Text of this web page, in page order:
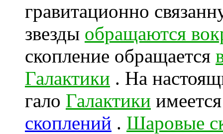
гравитационно
звезды обращаются
скопление обращается
Галактики . На
гало Галактики
скоплений . Шаровые